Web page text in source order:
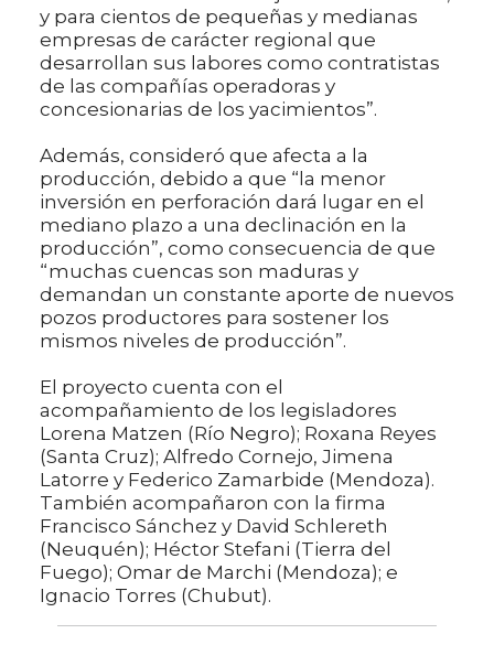
y para cientos de pequeñas y medianas
empresas de carácter regional que
desarrollan sus labores como contratistas
de las compañías operadoras y
concesionarias de los yacimientos”.
Además, consideró que afecta a la
producción, debido a que “la menor
inversión en perforación dará lugar en el
mediano plazo a una declinación en la
producción”, como consecuencia de que
“muchas cuencas son maduras y
demandan un constante aporte de nuevos
pozos productores para sostener los
mismos niveles de producción”.
El proyecto cuenta con el
acompañamiento de los legisladores
Lorena Matzen (Río Negro); Roxana Reyes
(Santa Cruz); Alfredo Cornejo, Jimena
Latorre y Federico Zamarbide (Mendoza).
También acompañaron con la firma
Francisco Sánchez y David Schlereth
(Neuquén); Héctor Stefani (Tierra del
Fuego); Omar de Marchi (Mendoza); e
Ignacio Torres (Chubut).